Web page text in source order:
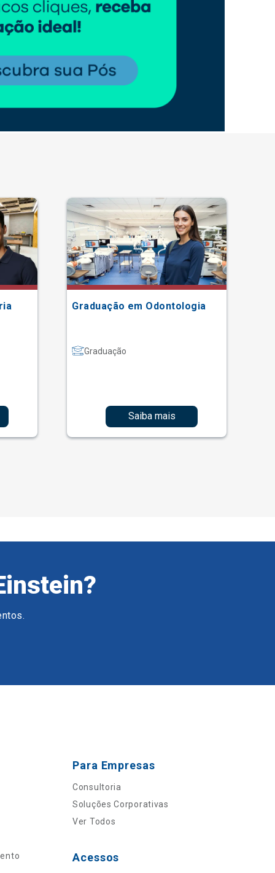
Graduação em Odontologia
Graduação
Saiba mais
Para Empresas
Consultoria
Soluções Corporativas
Ver Todos
Acessos